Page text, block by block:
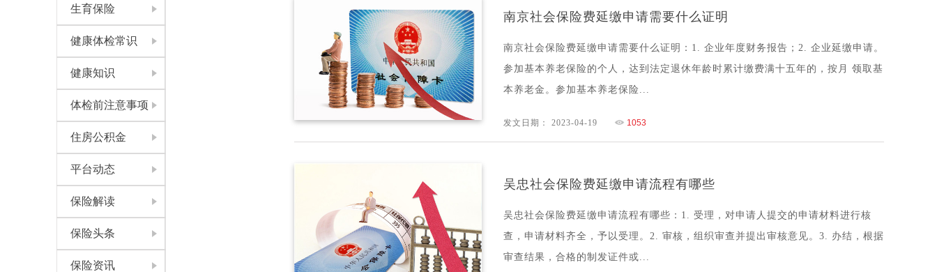
生育保险
健康体检常识
健康知识
体检前注意事项
住房公积金
平台动态
保险解读
保险头条
保险资讯
南京社会保险费延缴申请需要什么证明
南京社会保险费延缴申请需要什么证明：1. 企业年度财务报告；2. 企业延缴申请。
参加基本养老保险的个人，达到法定退休年龄时累计缴费满十五年的，按月 领取基
本养老金。参加基本养老保险...
发文日期： 2023-04-19 1053
吴忠社会保险费延缴申请流程有哪些
吴忠社会保险费延缴申请流程有哪些：1. 受理，对申请人提交的申请材料进行核
查，申请材料齐全，予以受理。2. 审核，组织审查并提出审核意见。3. 办结，根据
审查结果，合格的制发证件或...